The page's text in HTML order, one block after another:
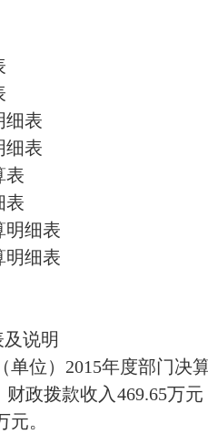
细表
细表
表
表
明细表
明细表
说明
位）2015年度部门决
政拨款收入469.65万
。